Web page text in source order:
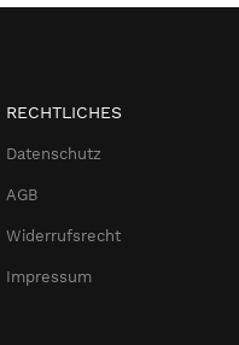
RECHTLICHES
Datenschutz
AGB
Widerrufsrecht
Impressum